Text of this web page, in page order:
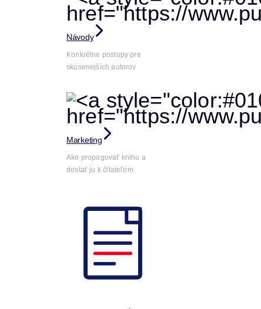
Návody
Konkrétne postupy pre
skúsenejších autorov
Marketing
Ako propagovať knihu a
dostať ju k čitateľom